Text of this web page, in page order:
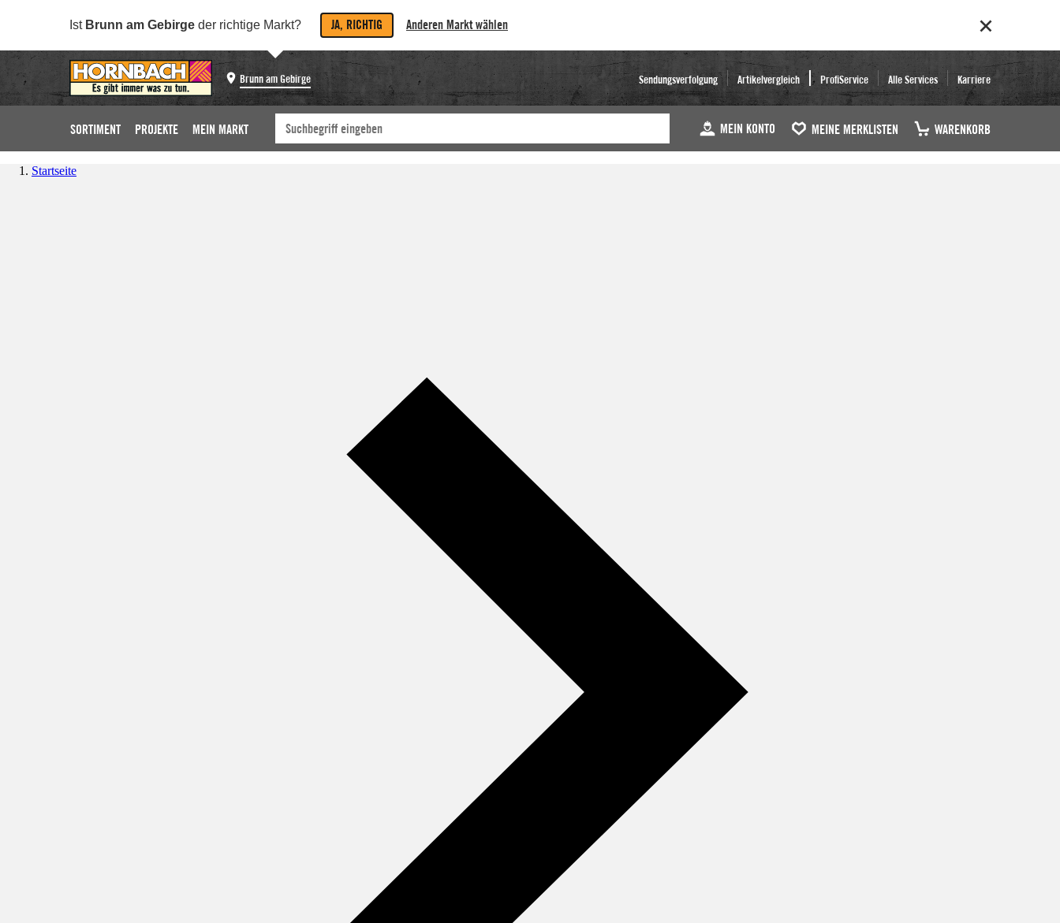
Ist Brunn am Gebirge der richtige Markt? JA, RICHTIG Anderen Markt wählen
Brunn am Gebirge Sendungsverfolgung Artikelvergleich ProfiService Alle Services Karriere
SORTIMENT PROJEKTE MEIN MARKT MEIN KONTO MEINE MERKLISTEN WARENKORB
Startseite